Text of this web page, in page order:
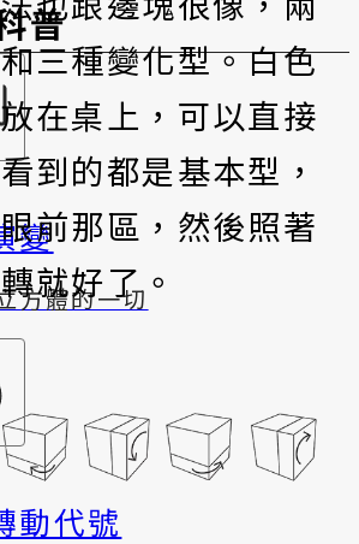
普
變
方體的一切
動代號
三種變化型。白色
在桌上，可以直接
到的都是基本型，
前那區，然後照著
就好了。